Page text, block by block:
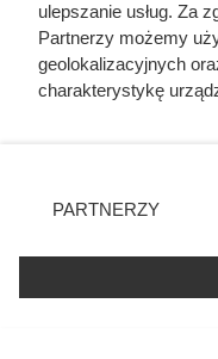
Rezerwują
Luksusowa
ulepszanie usług. Za
Partnerzy możemy
geolokalizacyjnych
charakterystykę
zmienić/wycofać
znajdujący się w
użytkownika, ale
przetwarzaniu.
PARTNERZY